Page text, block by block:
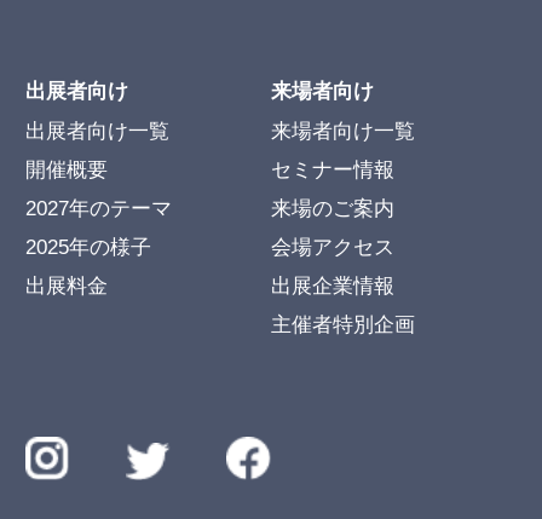
出展者向け
出展者向け一覧
開催概要
2027年のテーマ
2025年の様子
出展料金
来場者向け
来場者向け一覧
セミナー情報
来場のご案内
会場アクセス
出展企業情報
主催者特別企画